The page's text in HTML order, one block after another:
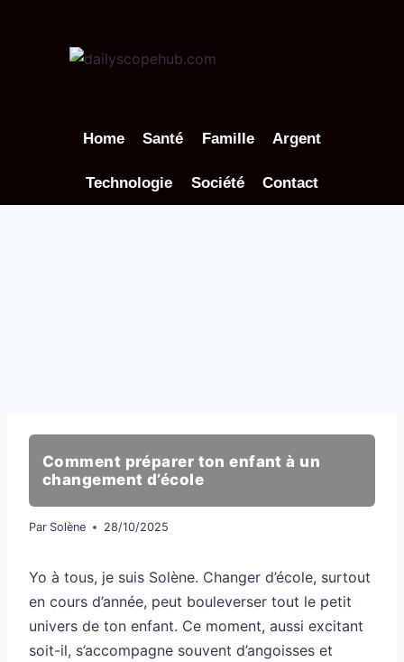
Home Santé Famille Argent
Technologie Société Contact
Comment préparer ton enfant à un
changement d’école
Par Solène 28/10/2025
Yo à tous, je suis Solène. Changer d’école, surtout
en cours d’année, peut bouleverser tout le petit
univers de ton enfant. Ce moment, aussi excitant
soit-il, s’accompagne souvent d’angoisses et